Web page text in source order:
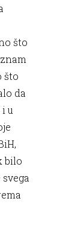
što
što
da
u
bilo